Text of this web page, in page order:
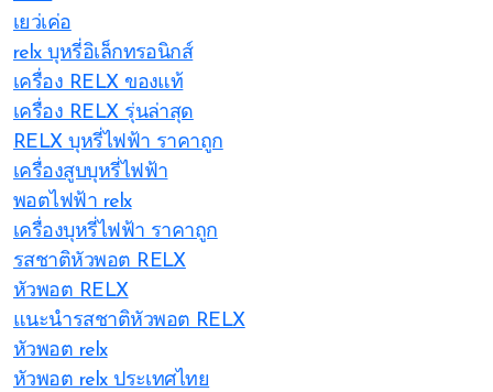
เยว่เค่อ
relx บุหรี่อิเล็กทรอนิกส์
เครื่อง RELX ของแท้
เครื่อง RELX รุ่นล่าสุด
RELX บุหรี่ไฟฟ้า ราคาถูก
เครื่องสูบบุหรี่ไฟฟ้า
พอตไฟฟ้า relx
เครื่องบุหรี่ไฟฟ้า ราคาถูก
รสชาติหัวพอต RELX
หัวพอต RELX
แนะนำรสชาติหัวพอต RELX
หัวพอต relx
หัวพอต relx ประเทศไทย